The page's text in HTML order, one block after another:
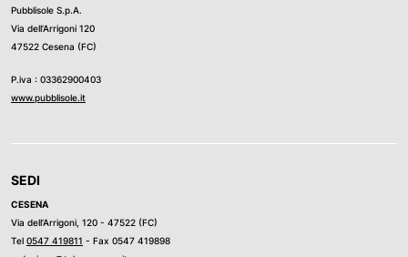
Pubblisole S.p.A.
Via dell’Arrigoni 120
47522 Cesena (FC)
P.iva : 03362900403
www.pubblisole.it
SEDI
CESENA
Via dell’Arrigoni, 120 - 47522 (FC)
Tel 0547 419811 - Fax 0547 419898